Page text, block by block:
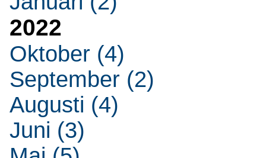
2022
Oktober (4)
September (2)
Augusti (4)
Juni (3)